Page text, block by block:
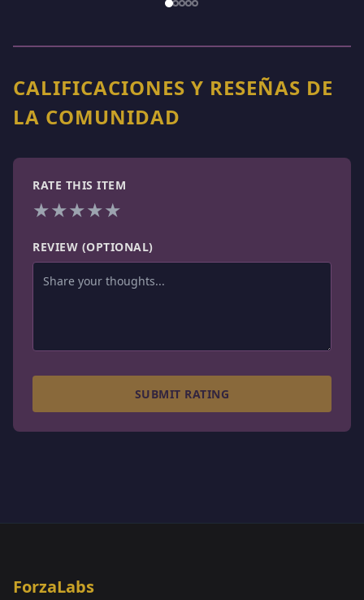
CALIFICACIONES Y RESEÑAS DE
LA COMUNIDAD
RATE THIS ITEM
★★★★★
REVIEW (OPTIONAL)
SUBMIT RATING
ForzaLabs